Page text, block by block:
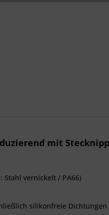
mit
Stahl vernickelt / PA66)
silikonfreie